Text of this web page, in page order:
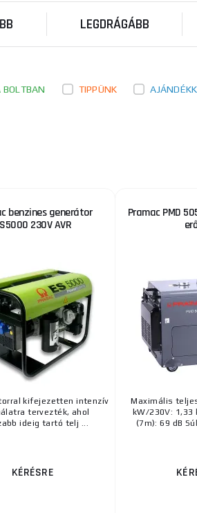
LEGDRÁGÁBB
BOLTBAN TIPPÜNK
benzines generátor
230V AVR
kifejezetten intenzív
tervezték, ahol
ideig tartó telj ...
KÉRÉSRE
Pramac PMD
Maximális
kW/230V: 1,33
(7m): 69 dB